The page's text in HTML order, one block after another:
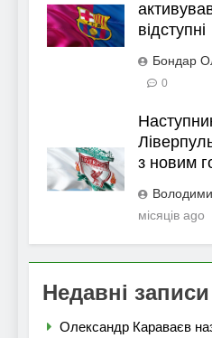
відступні
Бондар
0
з новим
місяців ago
Недавні записи
Олександр Караваєв